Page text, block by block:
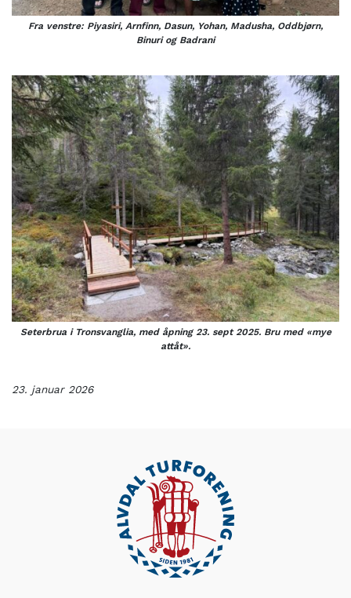
Fra venstre: Piyasiri, Arnfinn, Dasun, Yohan, Madusha, Oddbjørn,
Binuri og Badrani
Seterbrua i Tronsvanglia, med åpning 23. sept 2025. Bru med «mye
attåt».
23. januar 2026